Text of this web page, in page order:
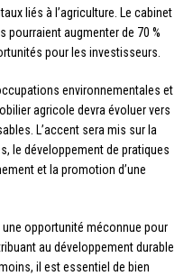
liés à l’agriculture. Le cabinet
augmenter de 70 %
pour les investisseurs.
environnementales et
agricole devra évoluer vers
L’accent sera mis sur la
le développement de pratiques
et la promotion d’une
opportunité méconnue pour
au développement durable
il est essentiel de bien